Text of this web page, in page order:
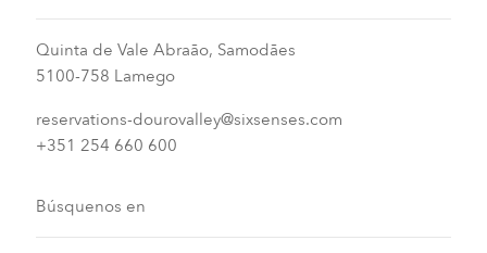
Quinta de Vale Abraão, Samodães
5100-758 Lamego
reservations-dourovalley@sixsenses.com
+351 254 660 600
Búsquenos en